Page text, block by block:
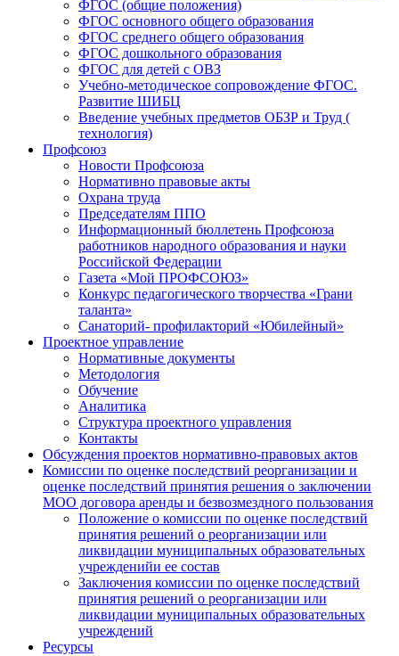
ФГОС (общие положения)
ФГОС основного общего образования
ФГОС среднего общего образования
ФГОС дошкольного образования
ФГОС для детей с ОВЗ
Учебно-методическое сопровождение ФГОС.
Развитие ШИБЦ
Введение учебных предметов ОБЗР и Труд (
технология)
Профсоюз
Новости Профсоюза
Нормативно правовые акты
Охрана труда
Председателям ППО
Информационный бюллетень Профсоюза
работников народного образования и науки
Российской Федерации
Газета «Мой ПРОФСОЮЗ»
Конкурс педагогического творчества «Грани
таланта»
Санаторий- профилакторий «Юбилейный»
Проектное управление
Нормативные документы
Методология
Обучение
Аналитика
Структура проектного управления
Контакты
Обсуждения проектов нормативно-правовых актов
Комиссии по оценке последствий реорганизации и
оценке последствий принятия решения о заключении
МОО договора аренды и безвозмездного пользования
Положение о комиссии по оценке последствий
принятия решений о реорганизации или
ликвидации муниципальных образовательных
учрежденийи ее состав
Заключения комиссии по оценке последствий
принятия решений о реорганизации или
ликвидации муниципальных образовательных
учреждений
Ресурсы